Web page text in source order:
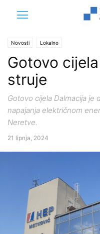
Novosti Lokalno
Gotovo
struje
Gotovo cijela Dalmacija je
napajanja električnom
Neretve.
21 lipnja, 2024